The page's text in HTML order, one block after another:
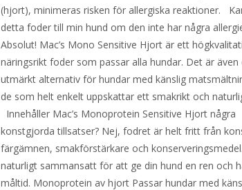
(hjort), minimeras risken för allergiska reaktioner.
detta foder till min hund om den inte har några
Absolut! Mac’s Mono Sensitive Hjort är ett
näringsrikt foder som passar alla hundar. Det är även
utmärkt alternativ för hundar med känslig
de som helt enkelt uppskattar ett smakrikt och
Innehåller Mac’s Monoprotein Sensitive Hjort några
konstgjorda tillsatser? Nej, fodret är helt fritt från
färgämnen, smakförstärkare och
naturligt sammansatt för att ge din hund en ren och
måltid. Monoprotein av hjort Passar hundar med